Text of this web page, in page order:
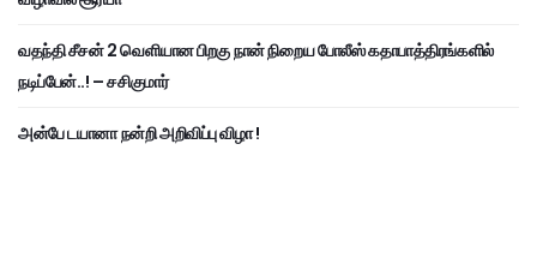
வதந்தி சீசன் 2 வெளியான பிறகு நான் நிறைய போலீஸ் கதாபாத்திரங்களில்
நடிப்பேன்..! – சசிகுமார்
அன்பே டயானா நன்றி அறிவிப்பு விழா !